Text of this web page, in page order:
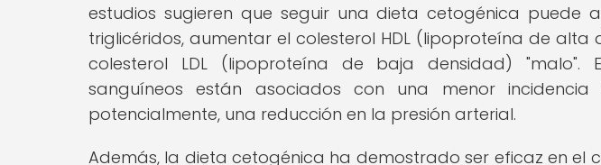
estudios sugieren que seguir una dieta cetogénica puede
triglicéridos, aumentar el colesterol HDL (lipoproteína de alta
colesterol LDL (lipoproteína de baja densidad) "malo".
sanguíneos están asociados con una menor
potencialmente, una reducción en la presión arterial.
Además, la dieta cetogénica ha demostrado ser eficaz en el